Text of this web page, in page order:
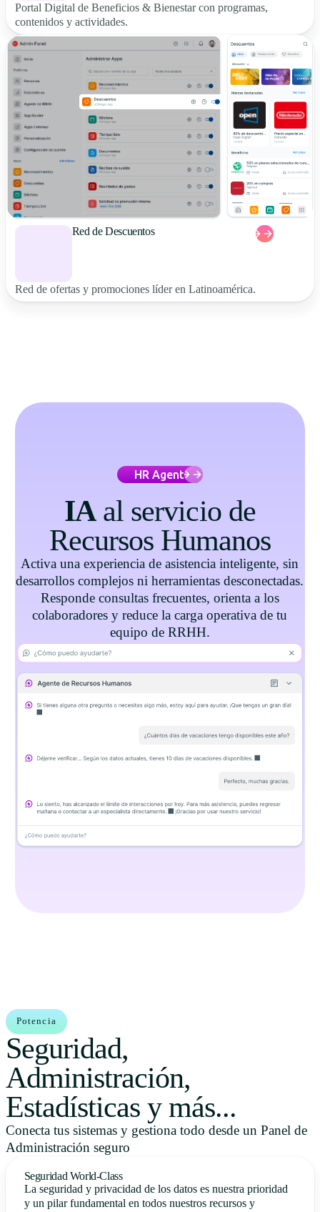
Portal Digital de Beneficios & Bienestar con programas,
contenidos y actividades.
Red de Descuentos
Red de ofertas y promociones líder en Latinoamérica.
HR Agent
IAal servicio de
Recursos Humanos
Activa una experiencia de asistencia inteligente, sin
desarrollos complejos ni herramientas desconectadas.
Responde consultas frecuentes, orienta a los
colaboradores y reduce la carga operativa de tu
equipo de RRHH.
Potencia
Seguridad,
Administración,
Estadísticas y más...
Conecta tus sistemas y gestiona todo desde un Panel de
Administración seguro
Seguridad World-Class
La seguridad y privacidad de los datos es nuestra prioridad
y un pilar fundamental en todos nuestros recursos y